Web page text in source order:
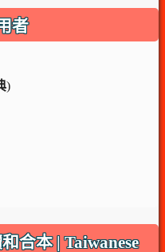
者
)
合本 | Taiwanese